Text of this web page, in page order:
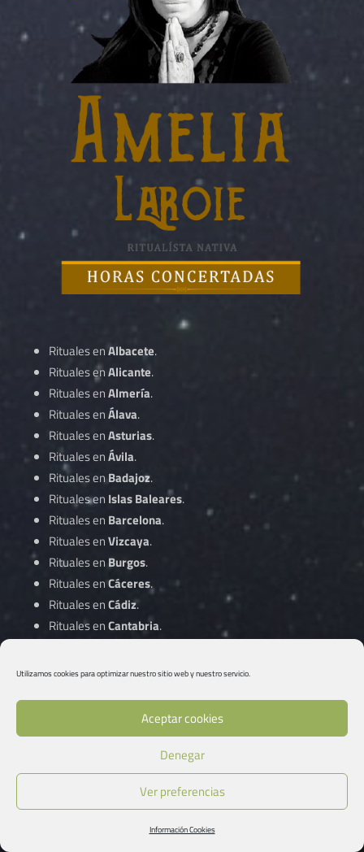
Utilizamos cookies para optimizar nuestro sitio web y nuestro servicio.
Aceptar cookies
Denegar
Ver preferencias
Información Cookies
Rituales enAlbacete.
Rituales enAlicante.
Rituales enAlmería.
Rituales enÁlava.
Rituales enAsturias.
Rituales enÁvila.
Rituales en Badajoz.
Rituales en Islas Baleares.
Rituales en Barcelona.
Rituales enVizcaya.
Rituales en Burgos.
Rituales enCáceres.
Rituales enCádiz.
Rituales enCantabria.
Rituales enCiudad Real.
Gipuzkoa.
Rituales enGirona.
Granada.